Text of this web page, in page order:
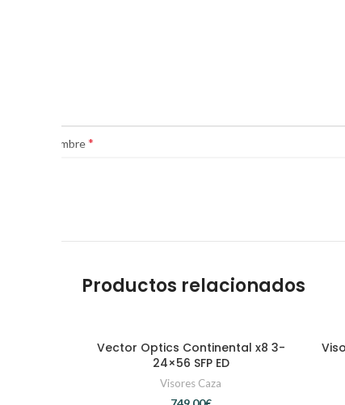
Nombre*
Productos relacionados
AÑADIR AL CARRITO
Vector Optics Continental x8 3-
24×56 SFP ED
Visores Caza